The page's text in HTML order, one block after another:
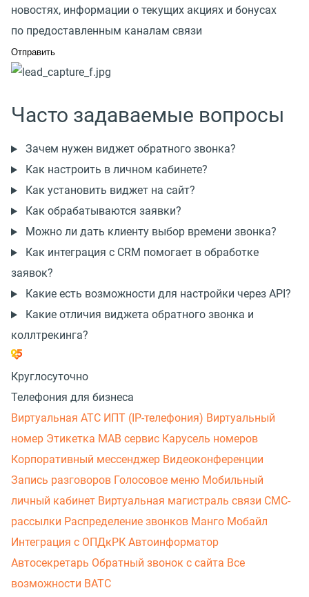
новостях, информации о текущих акциях и бонусах
по предоставленным каналам связи
Часто задаваемые вопросы
Зачем нужен виджет обратного звонка?
Как настроить в личном кабинете?
Как установить виджет на сайт?
Как обрабатываются заявки?
Можно ли дать клиенту выбор времени звонка?
Как интеграция с CRM помогает в обработке
заявок?
Какие есть возможности для настройки через API?
Какие отличия виджета обратного звонка и
коллтрекинга?
Круглосуточно
Телефония для бизнеса
Виртуальная АТС ИПТ (IP-телефония) Виртуальный
номер Этикетка МАВ сервис Карусель номеров
Корпоративный мессенджер Видеоконференции
Запись разговоров Голосовое меню Мобильный
личный кабинет Виртуальная магистраль связи СМС-
рассылки Распределение звонков Манго Мобайл
Интеграция с ОПДкРК Автоинформатор
Автосекретарь Обратный звонок с сайта Все
возможности ВАТС